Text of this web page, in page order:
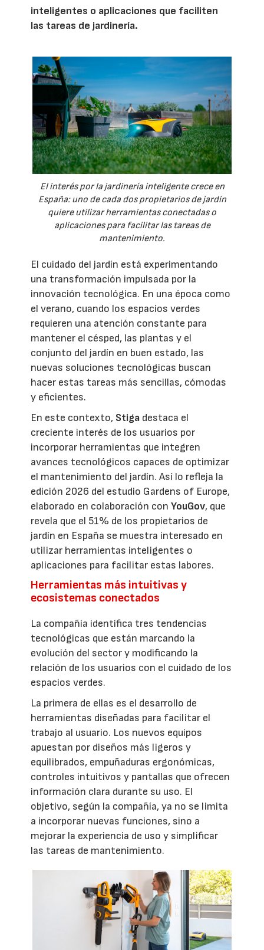
inteligentes o aplicaciones que faciliten
las tareas de jardinería.
El interés por la jardinería inteligente crece en
España: uno de cada dos propietarios de jardín
quiere utilizar herramientas conectadas o
aplicaciones para facilitar las tareas de
mantenimiento.
El cuidado del jardín está experimentando
una transformación impulsada por la
innovación tecnológica. En una época como
el verano, cuando los espacios verdes
requieren una atención constante para
mantener el césped, las plantas y el
conjunto del jardín en buen estado, las
nuevas soluciones tecnológicas buscan
hacer estas tareas más sencillas, cómodas
y eficientes.
En este contexto, Stiga destaca el
creciente interés de los usuarios por
incorporar herramientas que integren
avances tecnológicos capaces de optimizar
el mantenimiento del jardín. Así lo refleja la
edición 2026 del estudio Gardens of Europe,
elaborado en colaboración conYouGov, que
revela que el 51% de los propietarios de
jardín en España se muestra interesado en
utilizar herramientas inteligentes o
aplicaciones para facilitar estas labores.
Herramientas más intuitivas y
ecosistemas conectados
La compañía identifica tres tendencias
tecnológicas que están marcando la
evolución del sector y modificando la
relación de los usuarios con el cuidado de los
espacios verdes.
La primera de ellas es el desarrollo de
herramientas diseñadas para facilitar el
trabajo al usuario. Los nuevos equipos
apuestan por diseños más ligeros y
equilibrados, empuñaduras ergonómicas,
controles intuitivos y pantallas que ofrecen
información clara durante su uso. El
objetivo, según la compañía, ya no se limita
a incorporar nuevas funciones, sino a
mejorar la experiencia de uso y simplificar
las tareas de mantenimiento.